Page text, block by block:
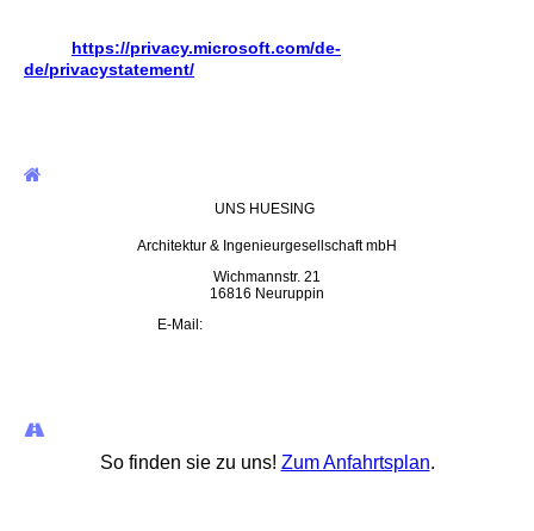
https://privacy.microsoft.com/de-
de/privacystatement/
UNS HUESING
Architektur & Ingenieurgesellschaft mbH
Wichmannstr. 21
16816 Neuruppin
E-Mail:
So finden sie zu uns! Zum Anfahrtsplan.